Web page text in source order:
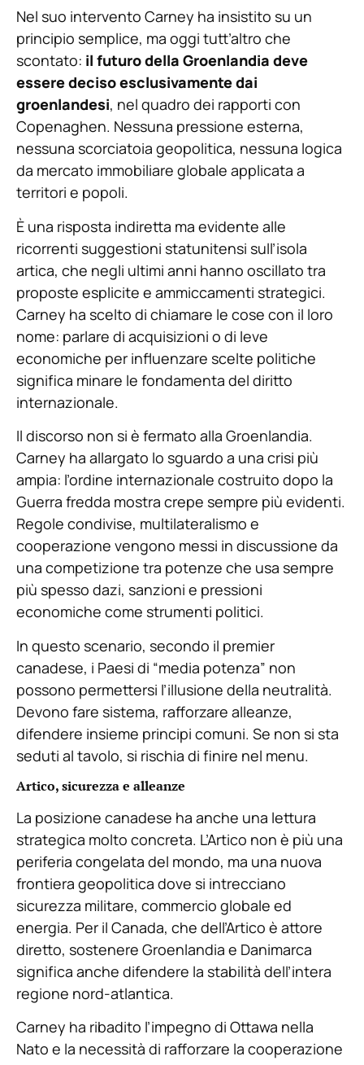
Nel suo intervento Carney ha insistito su un
principio semplice, ma oggi tutt’altro che
scontato: il futuro della Groenlandia deve
essere deciso esclusivamente dai
groenlandesi, nel quadro dei rapporti con
Copenaghen. Nessuna pressione esterna,
nessuna scorciatoia geopolitica, nessuna logica
da mercato immobiliare globale applicata a
territori e popoli.
È una risposta indiretta ma evidente alle
ricorrenti suggestioni statunitensi sull’isola
artica, che negli ultimi anni hanno oscillato tra
proposte esplicite e ammiccamenti strategici.
Carney ha scelto di chiamare le cose con il loro
nome: parlare di acquisizioni o di leve
economiche per influenzare scelte politiche
significa minare le fondamenta del diritto
internazionale.
Il discorso non si è fermato alla Groenlandia.
Carney ha allargato lo sguardo a una crisi più
ampia: l’ordine internazionale costruito dopo la
Guerra fredda mostra crepe sempre più evidenti.
Regole condivise, multilateralismo e
cooperazione vengono messi in discussione da
una competizione tra potenze che usa sempre
più spesso dazi, sanzioni e pressioni
economiche come strumenti politici.
In questo scenario, secondo il premier
canadese, i Paesi di “media potenza” non
possono permettersi l’illusione della neutralità.
Devono fare sistema, rafforzare alleanze,
difendere insieme principi comuni. Se non si sta
seduti al tavolo, si rischia di finire nel menu.
Artico, sicurezza e alleanze
La posizione canadese ha anche una lettura
strategica molto concreta. L’Artico non è più una
periferia congelata del mondo, ma una nuova
frontiera geopolitica dove si intrecciano
sicurezza militare, commercio globale ed
energia. Per il Canada, che dell’Artico è attore
diretto, sostenere Groenlandia e Danimarca
significa anche difendere la stabilità dell’intera
regione nord-atlantica.
Carney ha ribadito l’impegno di Ottawa nella
Nato e la necessità di rafforzare la cooperazione